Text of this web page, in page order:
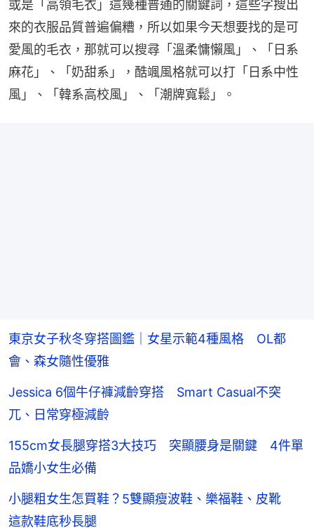
或是「高領毛衣」這幾種普通的關鍵詞，這些字搜出
來的衣服品質普遍偏糟，所以如果今天想要找的是可
愛風的毛衣，那就可以搜尋「溫柔慵懶風」、「日系
麻花」、「奶甜系」，酷颯風格就可以打「日系中性
風」、「韓系高校風」、「潮牌寬鬆」。
東京女子秋冬穿搭圖鑑｜女星示範4種風格 OL都
會、森女隨性優雅
Jessica 6個牛仔褲減齡穿搭 Smart Casual不突
兀、日常穿極減齡
155cm女長腿穿搭3大技巧 突顯腰身是關鍵 4件單
品嬌小女生必備
小腿粗女生怎買鞋？5雙顯瘦波鞋、樂福鞋、皮靴
這款鞋底秒長腿